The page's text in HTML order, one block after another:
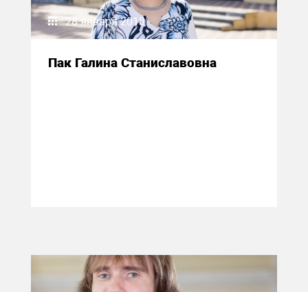
28 января 2018
Пак Галина Станиславовна